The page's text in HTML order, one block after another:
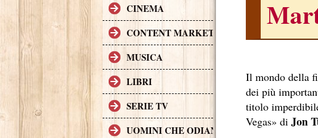
CINEMA
CONTENT MARKETING.
MUSICA
LIBRI
SERIE TV
UOMINI CHE ODIANO LE DONNE
Il mondo della
dei più
titolo
Vegas» di Jon